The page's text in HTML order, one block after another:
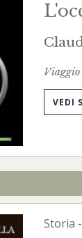
Viaggio
VEDI
Storia -